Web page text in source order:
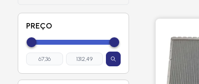
PREÇO